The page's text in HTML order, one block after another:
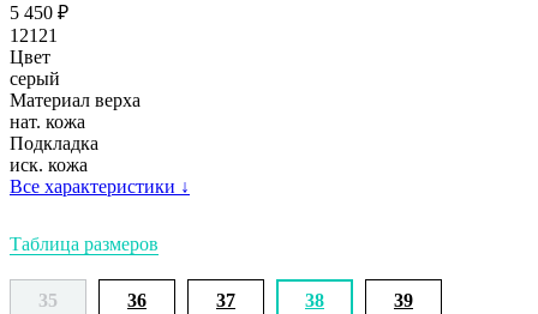
5 450 ₽
12121
Цвет
серый
Материал верха
нат. кожа
Подкладка
иск. кожа
Все характеристики ↓
Таблица размеров
35 36 37 38 39